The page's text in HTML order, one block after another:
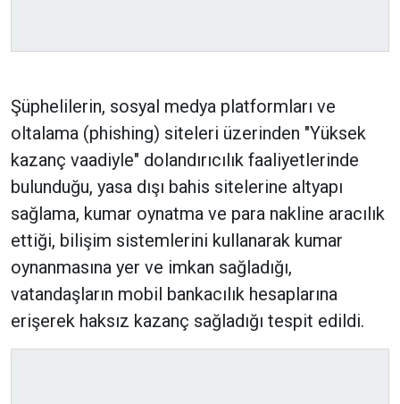
Şüphelilerin, sosyal medya platformları ve
oltalama (phishing) siteleri üzerinden "Yüksek
kazanç vaadiyle" dolandırıcılık faaliyetlerinde
bulunduğu, yasa dışı bahis sitelerine altyapı
sağlama, kumar oynatma ve para nakline aracılık
ettiği, bilişim sistemlerini kullanarak kumar
oynanmasına yer ve imkan sağladığı,
vatandaşların mobil bankacılık hesaplarına
erişerek haksız kazanç sağladığı tespit edildi.